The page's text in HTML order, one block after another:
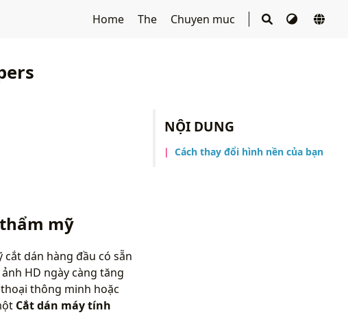
Home The Chuyen muc
NỘI DUNG
Cách thay đổi hình nền của bạn
mỹ
dán hàng đầu có sẵn
HD ngày càng tăng
thông minh hoặc
Cắt dán máy tính